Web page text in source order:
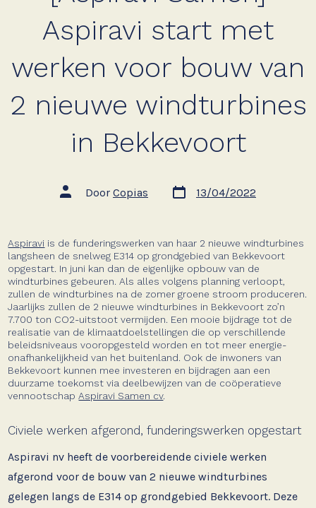
Aspiravi start met
werken voor bouw van
2 nieuwe windturbines
in Bekkevoort
Auteur
van
Door Copias Berichtdatum
13/04/2022
Aspiravi is de funderingswerken van haar 2 nieuwe windturbines
langsheen de snelweg E314 op grondgebied van Bekkevoort
opgestart. In juni kan dan de eigenlijke opbouw van de
windturbines gebeuren. Als alles volgens planning verloopt,
zullen de windturbines na de zomer groene stroom produceren.
Jaarlijks zullen de 2 nieuwe windturbines in Bekkevoort zo’n
7.700 ton CO2-uitstoot vermijden. Een mooie bijdrage tot de
realisatie van de klimaatdoelstellingen die op verschillende
beleidsniveaus vooropgesteld worden en tot meer energie-
onafhankelijkheid van het buitenland. Ook de inwoners van
Bekkevoort kunnen mee investeren en bijdragen aan een
duurzame toekomst via deelbewijzen van de coöperatieve
vennootschapAspiravi Samen cv.
Civiele werken afgerond, funderingswerken opgestart
Aspiravi nv heeft de voorbereidende civiele werken
afgerond voor de bouw van 2 nieuwe windturbines
gelegen langs de E314 op grondgebied Bekkevoort. Deze